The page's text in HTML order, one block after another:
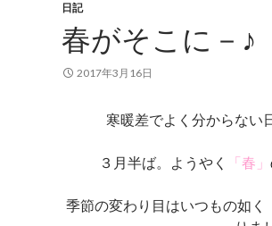
日記
春がそこに－♪
2017年3月16日
寒暖差でよく分からない
３月半ば。ようやく 「春」
季節の変わり目はいつもの如